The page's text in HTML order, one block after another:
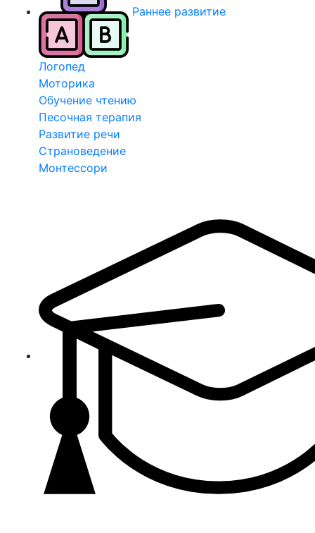
Раннее развитие
Логопед
Моторика
Обучение чтению
Песочная терапия
Развитие речи
Страноведение
Монтессори